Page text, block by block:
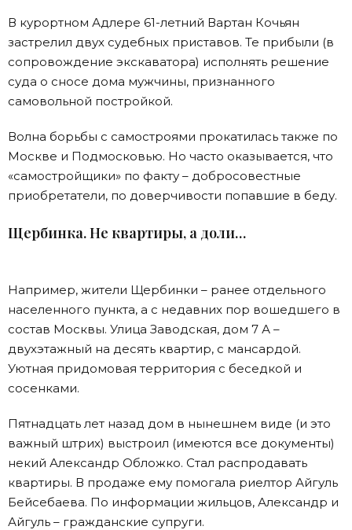
В курортном Адлере 61-летний Вартан Кочьян
застрелил двух судебных приставов. Те прибыли (в
сопровождение экскаватора) исполнять решение
суда о сносе дома мужчины, признанного
самовольной постройкой.
Волна борьбы с самостроями прокатилась также по
Москве и Подмосковью. Но часто оказывается, что
«самостройщики» по факту – добросовестные
приобретатели, по доверчивости попавшие в беду.
Щербинка. Не квартиры, а доли…
Например, жители Щербинки – ранее отдельного
населенного пункта, а с недавних пор вошедшего в
состав Москвы. Улица Заводская, дом 7 А –
двухэтажный на десять квартир, с мансардой.
Уютная придомовая территория с беседкой и
сосенками.
Пятнадцать лет назад дом в нынешнем виде (и это
важный штрих) выстроил (имеются все документы)
некий Александр Обложко. Стал распродавать
квартиры. В продаже ему помогала риелтор Айгуль
Бейсебаева. По информации жильцов, Александр и
Айгуль – гражданские супруги.